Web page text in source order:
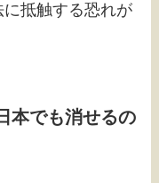
抵触する恐れが
本でも消せるの